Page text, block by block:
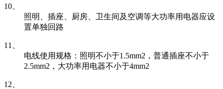
10、
照明、插座、厨房、卫生间及空调等大功率用电器应设
置单独回路
11、
电线使用规格：照明不小于1.5mm2，普通插座不小于
2.5mm2，大功率用电器不小于4mm2
12、